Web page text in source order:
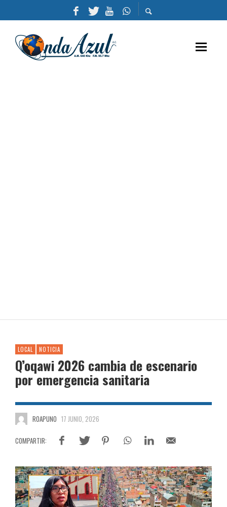
LOCAL NOTICIA
Q’oqawi 2026 cambia de escenario
por emergencia sanitaria
ROAPUNO 17 JUNIO, 2026